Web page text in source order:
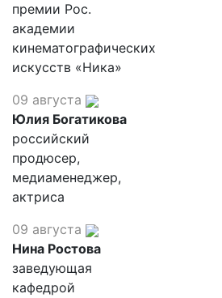
премии Рос.
академии
кинематографических
искусств «Ника»
09 августа
Юлия Богатикова
российский
продюсер,
медиаменеджер,
актриса
09 августа
Нина Ростова
заведующая
кафедрой